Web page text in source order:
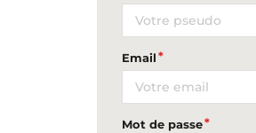
Email
Mot de passe